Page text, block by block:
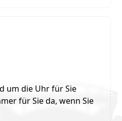
um die Uhr für Sie
für Sie da, wenn Sie